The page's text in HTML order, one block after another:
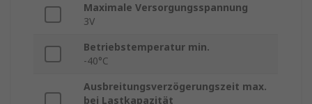
Maximale Versorgungsspannung
3V
Betriebstemperatur min.
-40°C
Ausbreitungsverzögerungszeit max.
bei Lastkapazität